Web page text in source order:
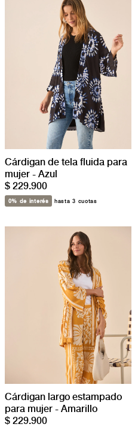
Cárdigan de tela fluida para
mujer - Azul
$ 229.900
0% de interés hasta 3 cuotas
Cárdigan largo estampado
para mujer - Amarillo
$ 229.900